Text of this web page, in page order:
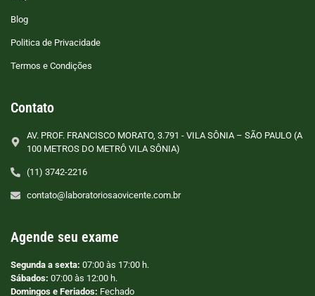
Blog
Politica de Privacidade
Termos e Condições
Contato
AV. PROF. FRANCISCO MORATO, 3.791 - VILA SÔNIA – SÃO PAULO (A
100 METROS DO METRÔ VILA SÔNIA)
(11) 3742-2216
contato@laboratoriosaovicente.com.br
Agende seu exame
Segunda a sexta: 07:00 às 17:00 h.
Sábados: 07:00 às 12:00 h.
Domingos e Feriados: Fechado